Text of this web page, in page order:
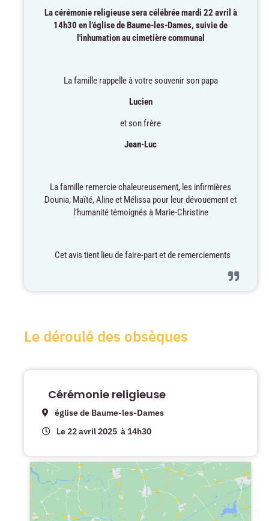
La cérémonie religieuse sera célébrée mardi 22 avril à
14h30 en l’église de Baume-les-Dames, suivie de
l'inhumation au cimetière communal
La famille rappelle à votre souvenir son papa
Lucien
et son frère
Jean-Luc
La famille remercie chaleureusement, les infirmières
Dounia, Maïté, Aline et Mélissa pour leur dévouement et
l’humanité témoignés à Marie-Christine
Cet avis tient lieu de faire-part et de remerciements
Le déroulé des obsèques
Cérémonie religieuse
église de Baume-les-Dames
Le 22 avril 2025 à 14h30